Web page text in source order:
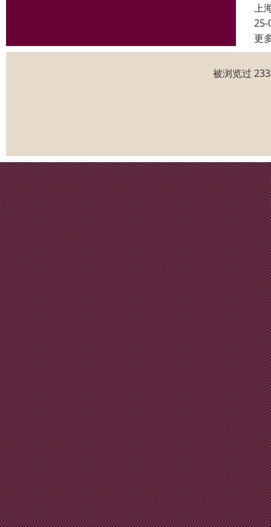
上
25-
更
被浏览过